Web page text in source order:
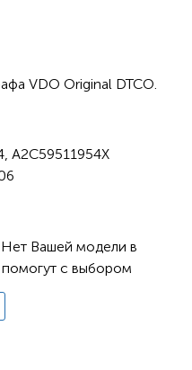
VDO Original DTCO.
A2C59511954X
Вашей модели в
с выбором